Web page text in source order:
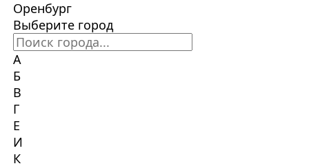
Оренбург
Выберите город
А
Б
В
Г
Е
И
К